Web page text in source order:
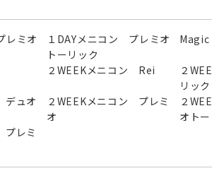
レミオ
１DAYメニコン プレミオ
トーリック
Magic
２WEEKメニコン Rei
２
リック
デュオ
２WEEKメニコン プレミ
オ
２
オト
レミ